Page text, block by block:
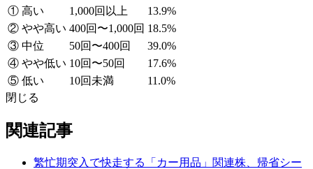
① 高い
1,000回以上
13.9%
② やや高い 400回〜1,000回 18.5%
③ 中位
50回〜400回
39.0%
④ やや低い 10回〜50回
17.6%
⑤ 低い
10回未満
11.0%
閉じる
関連記事
繁忙期突入で快走する「カー用品」関連株、帰省シー